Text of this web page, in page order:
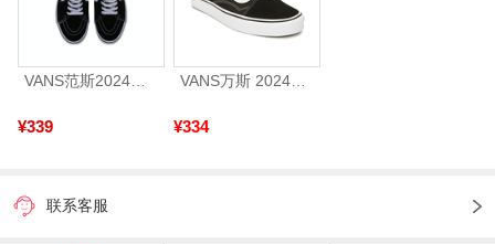
VANS范斯2024中性SK8-HiCL帆布鞋/硫化鞋VN000D5IB8C
¥339
VANS万斯 2024年新款中性OldSkool帆布鞋/硫化鞋VN000D3HY28（延续款）
¥334
联系客服